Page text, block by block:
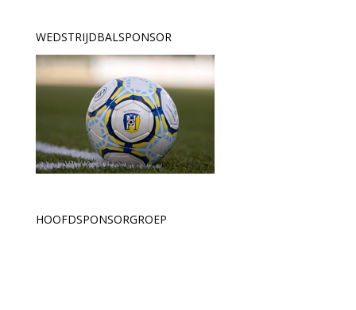
WEDSTRIJDBALSPONSOR
HOOFDSPONSORGROEP